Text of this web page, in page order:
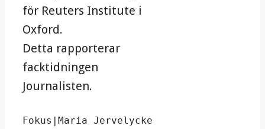
för Reuters Institute i
Oxford.
Detta rapporterar
facktidningen
Journalisten.
Fokus|Maria Jervelycke